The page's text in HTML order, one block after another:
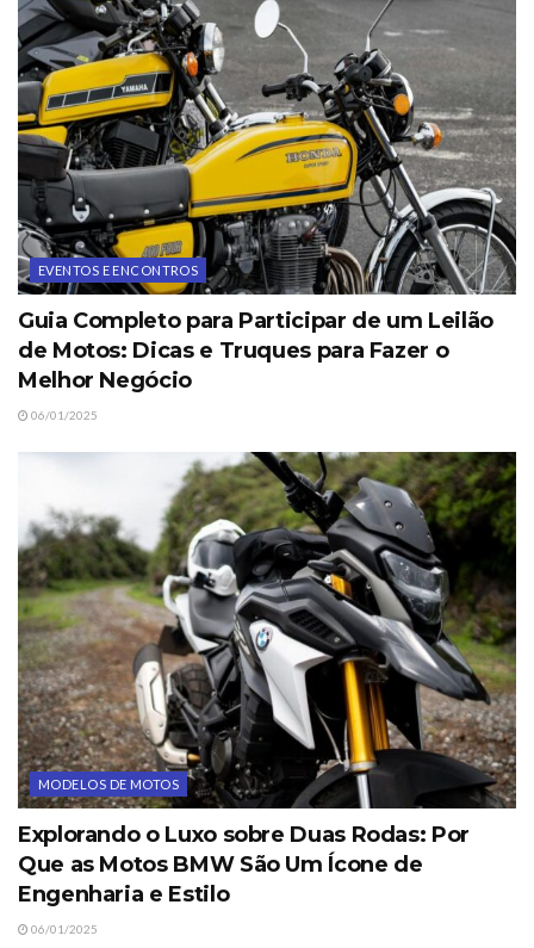
EVENTOS E ENCONTROS
Guia Completo para Participar de um Leilão
de Motos: Dicas e Truques para Fazer o
Melhor Negócio
06/01/2025
MODELOS DE MOTOS
Explorando o Luxo sobre Duas Rodas: Por
Que as Motos BMW São Um Ícone de
Engenharia e Estilo
06/01/2025